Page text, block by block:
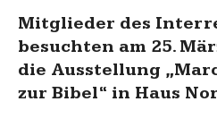
Mitglieder des
besuchten am 25.
die Ausstellung
zur Bibel“ in Haus